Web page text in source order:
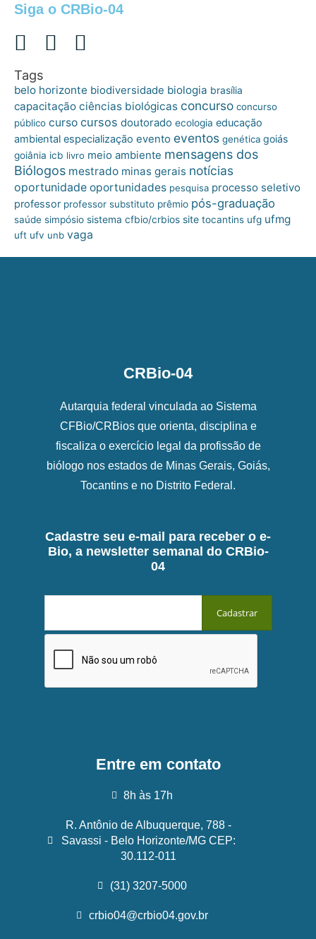
Siga o CRBio-04
Tags
belo horizonte biodiversidade biologia brasília
capacitação ciências biológicas concurso concurso
público curso cursos doutorado ecologia educação
ambiental especialização evento eventos genética goiás
goiânia icb livro meio ambiente mensagens dos
Biólogos mestrado minas gerais notícias
oportunidade oportunidades pesquisa processo seletivo
professor professor substituto prêmio pós-graduação
saúde simpósio sistema cfbio/crbios site tocantins ufg ufmg
uft ufv unb vaga
CRBio-04
Autarquia federal vinculada ao Sistema
CFBio/CRBios que orienta, disciplina e
fiscaliza o exercício legal da profissão de
biólogo nos estados de Minas Gerais, Goiás,
Tocantins e no Distrito Federal.
Cadastre seu e-mail para receber o e-
Bio, a newsletter semanal do CRBio-
04
Entre em contato
8h às 17h
R. Antônio de Albuquerque, 788 -
Savassi - Belo Horizonte/MG CEP:
30.112-011
(31) 3207-5000
crbio04@crbio04.gov.br